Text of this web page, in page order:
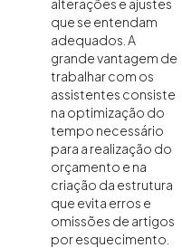
alterações e ajustes
que se entendam
adequados. A
grande vantagem de
trabalhar com os
assistentes consiste
na optimização do
tempo necessário
para a realização do
orçamento e na
criação da estrutura
que evita erros e
omissões de artigos
por esquecimento.